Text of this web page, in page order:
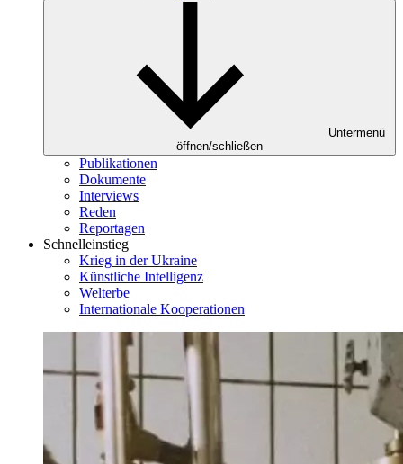
Untermenü
öffnen/schließen
Publikationen
Dokumente
Interviews
Reden
Reportagen
Schnelleinstieg
Krieg in der Ukraine
Künstliche Intelligenz
Welterbe
Internationale Kooperationen